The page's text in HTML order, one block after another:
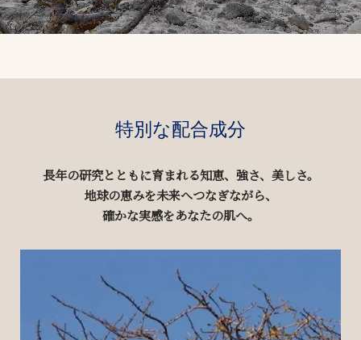
特別な配合成分
長年の研究とともに育まれる知恵、強さ、美しさ。
地球の恵みを未来へつなぎながら、
確かな実感をあなたの肌へ。